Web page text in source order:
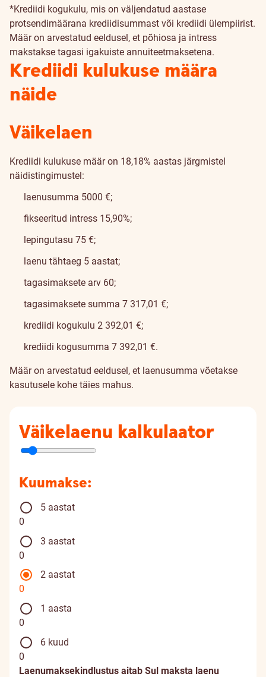
*Krediidi kogukulu, mis on väljendatud aastase
protsendimäärana krediidisummast või krediidi ülempiirist.
Määr on arvestatud eeldusel, et põhiosa ja intress
makstakse tagasi igakuiste annuiteetmaksetena.
Krediidi kulukuse määra
näide
Väikelaen
Krediidi kulukuse määr on 18,18% aastas järgmistel
näidistingimustel:
laenusumma 5000 €;
fikseeritud intress 15,90%;
lepingutasu 75 €;
laenu tähtaeg 5 aastat;
tagasimaksete arv 60;
tagasimaksete summa 7 317,01 €;
krediidi kogukulu 2 392,01 €;
krediidi kogusumma 7 392,01 €.
Määr on arvestatud eeldusel, et laenusumma võetakse
kasutusele kohe täies mahus.
Väikelaenu kalkulaator
Kuumakse:
5 aastat
0
3 aastat
0
2 aastat
0
1 aasta
0
6 kuud
0
Laenumaksekindlustus aitab Sul maksta laenu